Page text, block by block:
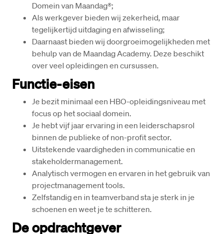
Domein van Maandag®;
Als werkgever bieden wij zekerheid, maar
tegelijkertijd uitdaging en afwisseling;
Daarnaast bieden wij doorgroeimogelijkheden met
behulp van de Maandag Academy. Deze beschikt
over veel opleidingen en cursussen.
Functie-eisen
Je bezit minimaal een HBO-opleidingsniveau met
focus op het sociaal domein.
Je hebt vijf jaar ervaring in een leiderschapsrol
binnen de publieke of non-profit sector.
Uitstekende vaardigheden in communicatie en
stakeholdermanagement.
Analytisch vermogen en ervaren in het gebruik van
projectmanagement tools.
Zelfstandig en in teamverband sta je sterk in je
schoenen en weet je te schitteren.
De opdrachtgever